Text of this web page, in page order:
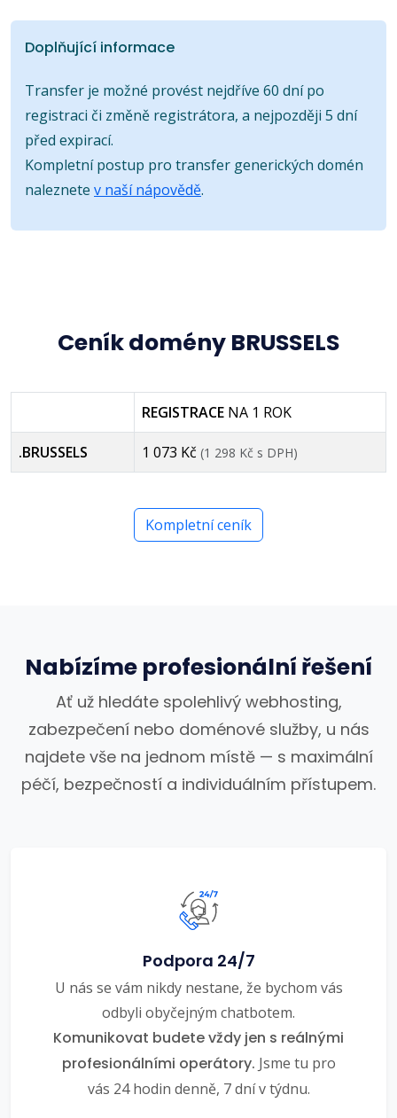
Doplňující informace
Transfer je možné provést nejdříve 60 dní po
registraci či změně registrátora, a nejpozději 5 dní
před expirací.
Kompletní postup pro transfer generických domén
naleznete v naší nápovědě.
Ceník domény BRUSSELS
REGISTRACE NA 1 ROK
.BRUSSELS 1 073 Kč (1 298 Kč s DPH)
Kompletní ceník
Nabízíme profesionální řešení
Ať už hledáte spolehlivý webhosting,
zabezpečení nebo doménové služby, u nás
najdete vše na jednom místě — s maximální
péčí, bezpečností a individuálním přístupem.
Podpora 24/7
U nás se vám nikdy nestane, že bychom vás
odbyli obyčejným chatbotem.
Komunikovat budete vždy jen s reálnými
profesionálními operátory. Jsme tu pro
vás 24 hodin denně, 7 dní v týdnu.